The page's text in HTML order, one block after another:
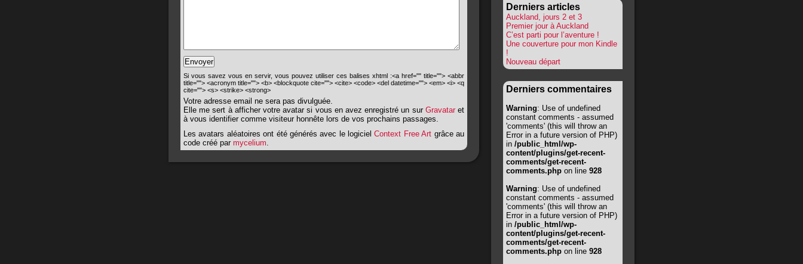
Si vous savez vous en servir, vous pouvez utiliser ces balises xhtml :<a href="" title=""> <abbr
title=""> <acronym title=""> <b> <blockquote cite=""> <cite> <code> <del datetime=""> <em> <i> <q
cite=""> <s> <strike> <strong>
Votre adresse email ne sera pas divulguée.
Elle me sert à afficher votre avatar si vous en avez enregistré un sur Gravataret
à vous identifier comme visiteur honnête lors de vos prochains passages.
Les avatars aléatoires ont été générés avec le logicielContext Free Art grâce au
code créé par mycelium.
Derniers articles
Auckland, jours 2 et 3
Premier jour à Auckland
C’est parti pour l’aventure !
Une couverture pour mon Kindle
!
Nouveau départ
Derniers commentaires
Warning: Use of undefined
constant comments - assumed
'comments' (this will throw an
Error in a future version of PHP)
in /public_html/wp-
content/plugins/get-recent-
comments/get-recent-
comments.php on line 928
Warning: Use of undefined
constant comments - assumed
'comments' (this will throw an
Error in a future version of PHP)
in /public_html/wp-
content/plugins/get-recent-
comments/get-recent-
comments.php on line 928